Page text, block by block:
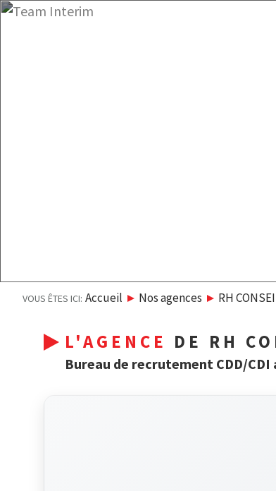
VOUS ÊTES ICI: Accueil Nos agences RH
L'AGENCE DE RH
Bureau de recrutement CDD/CDI